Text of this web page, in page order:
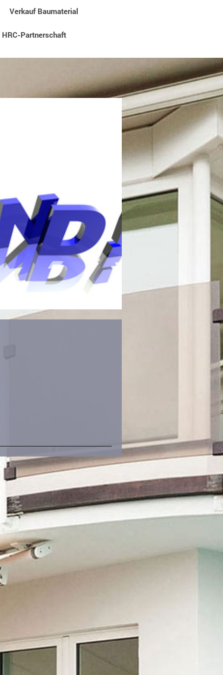
Verkauf Baumaterial
HRC-Partnerschaft